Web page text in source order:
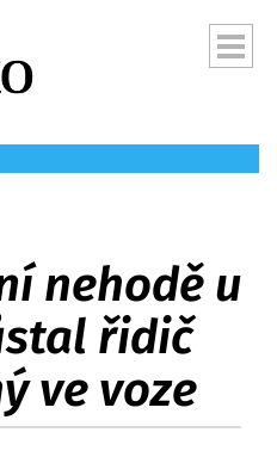
nehodě u
řidič
ve voze